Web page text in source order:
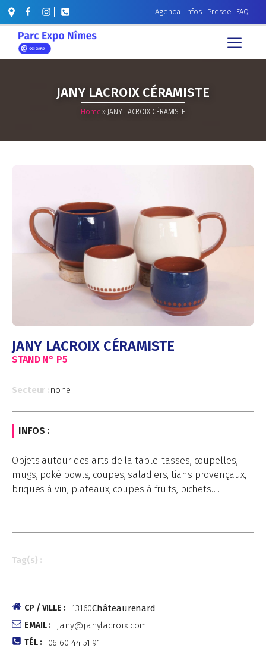
Agenda Infos Presse FAQ
JANY LACROIX CÉRAMISTE
Home » JANY LACROIX CÉRAMISTE
JANY LACROIX CÉRAMISTE
STAND N° P5
Secteur :none
INFOS :
Objets autour des arts de la table: tasses, coupelles,
mugs, poké bowls, coupes, saladiers, tians provençaux,
briques à vin, plateaux, coupes à fruits, pichets….
Tag(s) :
CP / VILLE : 13160Châteaurenard
EMAIL : jany@janylacroix.com
TÉL : 06 60 44 51 91